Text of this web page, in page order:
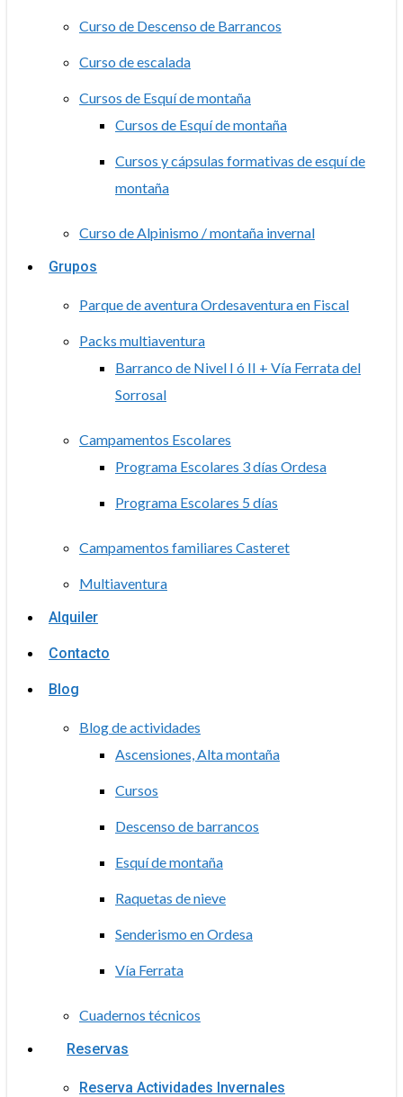
Curso de Descenso de Barrancos
Curso de escalada
Cursos de Esquí de montaña
Cursos de Esquí de montaña
Cursos y cápsulas formativas de esquí de
montaña
Curso de Alpinismo / montaña invernal
Grupos
Parque de aventura Ordesaventura en Fiscal
Packs multiaventura
Barranco de Nivel I ó II + Vía Ferrata del
Sorrosal
Campamentos Escolares
Programa Escolares 3 días Ordesa
Programa Escolares 5 días
Campamentos familiares Casteret
Multiaventura
Alquiler
Contacto
Blog
Blog de actividades
Ascensiones, Alta montaña
Cursos
Descenso de barrancos
Esquí de montaña
Raquetas de nieve
Senderismo en Ordesa
Vía Ferrata
Cuadernos técnicos
Reservas
Reserva Actividades Invernales